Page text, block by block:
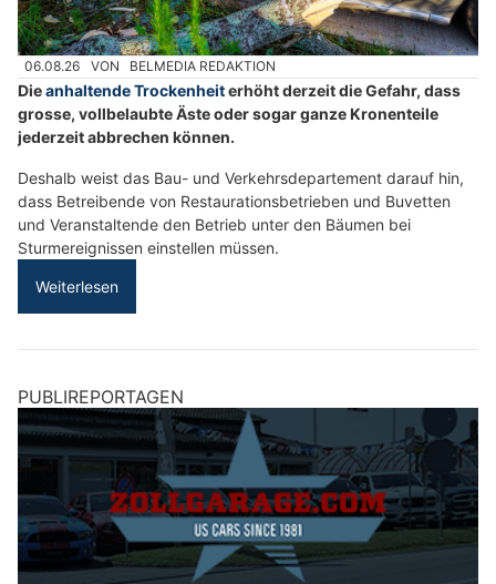
06.08.26 VON BELMEDIA REDAKTION
Dieanhaltende Trockenheiterhöht derzeit die Gefahr, dass
grosse, vollbelaubte Äste oder sogar ganze Kronenteile
jederzeit abbrechen können.
Deshalb weist das Bau- und Verkehrsdepartement darauf hin,
dass Betreibende von Restaurationsbetrieben und Buvetten
und Veranstaltende den Betrieb unter den Bäumen bei
Sturmereignissen einstellen müssen.
Weiterlesen
PUBLIREPORTAGEN